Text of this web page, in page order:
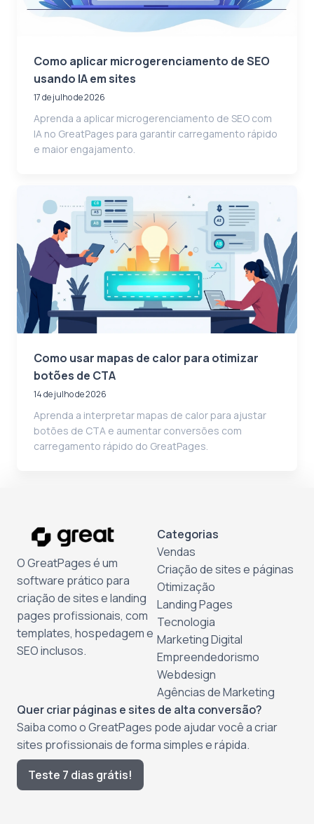
Como aplicar microgerenciamento de SEO
usando IA em sites
17 de julho de 2026
Aprenda a aplicar microgerenciamento de SEO com
IA no GreatPages para garantir carregamento rápido
e maior engajamento.
Como usar mapas de calor para otimizar
botões de CTA
14 de julho de 2026
Aprenda a interpretar mapas de calor para ajustar
botões de CTA e aumentar conversões com
carregamento rápido do GreatPages.
O GreatPages é um
software prático para
criação de sites e landing
pages profissionais, com
templates, hospedagem e
SEO inclusos.
Categorias
Vendas
Criação de sites e páginas
Otimização
Landing Pages
Tecnologia
Marketing Digital
Empreendedorismo
Webdesign
Agências de Marketing
Quer criar páginas e sites de alta conversão?
Saiba como o GreatPages pode ajudar você a criar
sites profissionais de forma simples e rápida.
Teste 7 dias grátis!